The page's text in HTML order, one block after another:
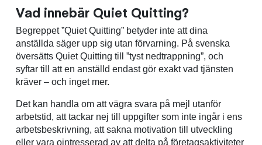
Vad innebär Quiet Quitting?
Begreppet ”Quiet Quitting” betyder inte att dina
anställda säger upp sig utan förvarning. På svenska
översätts Quiet Quitting till ”tyst nedtrappning”, och
syftar till att en anställd endast gör exakt vad tjänsten
kräver – och inget mer.
Det kan handla om att vägra svara på mejl utanför
arbetstid, att tackar nej till uppgifter som inte ingår i ens
arbetsbeskrivning, att sakna motivation till utveckling
eller vara ointresserad av att delta på företagsaktiviteter